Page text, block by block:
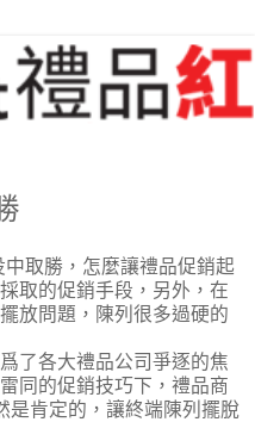
取勝，怎麼讓禮品促銷起
取的促銷手段，另外，在
放問題，陳列很多過硬的
各大禮品公司爭逐的焦
同的促銷技巧下，禮品商
是肯定的，讓終端陳列擺脫